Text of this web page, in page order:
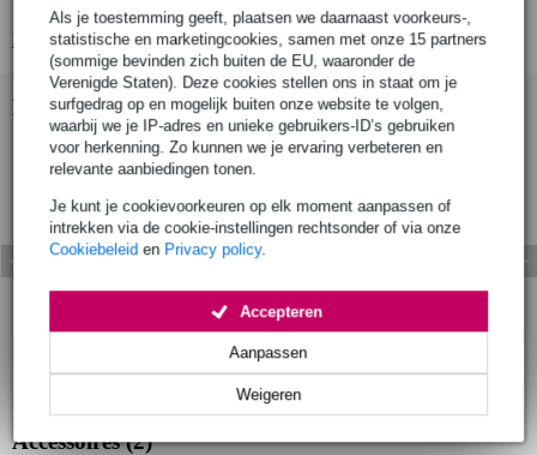
Als je toestemming geeft, plaatsen we daarnaast voorkeurs-,
statistische en marketingcookies, samen met onze 15 partners
(sommige bevinden zich buiten de EU, waaronder de
Verenigde Staten). Deze cookies stellen ons in staat om je
surfgedrag op en mogelijk buiten onze website te volgen,
waarbij we je IP-adres en unieke gebruikers-ID’s gebruiken
voor herkenning. Zo kunnen we je ervaring verbeteren en
relevante aanbiedingen tonen.
Je kunt je cookievoorkeuren op elk moment aanpassen of
intrekken via de cookie-instellingen rechtsonder of via onze
Cookiebeleid en Privacy policy.
Weigeren
Aanpassen
Accepteren
Bekijk alle productspecificaties
Bekijk ook eens (6)
Accessoires (2)